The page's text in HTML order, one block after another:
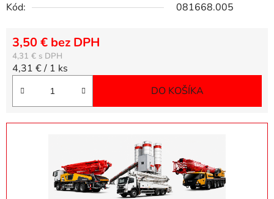
Kód:
081668.005
4,31 €
3,50 € bez DPH
Jednotková cena:
4,31 € / 1 ks
DO KOŠÍKA